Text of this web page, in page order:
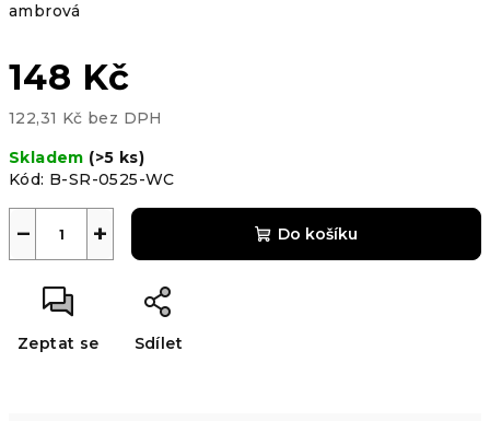
ambrová
148 Kč
122,31 Kč bez DPH
cena:
Skladem (>5 ks)
Kód: B-SR-0525-WC
+
− Do košíku
Zeptat se Sdílet